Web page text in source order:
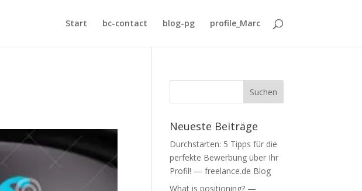
Start bc-contact blog-pg profile_Marc
Neueste Beiträge
Durchstarten: 5 Tipps für die
perfekte Bewerbung über Ihr
Profil! — freelance.de Blog
What is positioning? —